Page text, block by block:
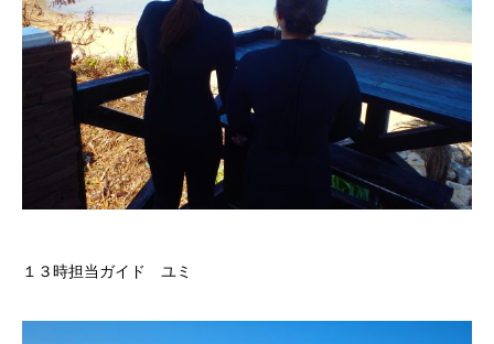
１３時担当ガイド ユミ